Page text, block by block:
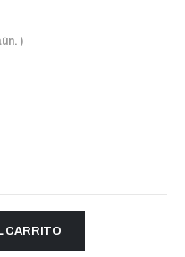
)
CARRITO